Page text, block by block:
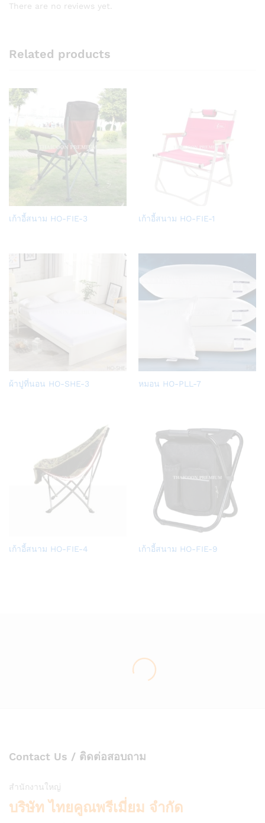
There are no reviews yet.
Related products
Add
เก้าอี้สนาม HO-FIE-3
Add
list
เก้าอี้สนาม HO-FIE-1
Add
ผ้าปูที่นอน HO-SHE-3
Add
หมอน HO-PLL-7
Add
เก้าอี้สนาม HO-FIE-4
Add
เก้าอี้สนาม HO-FIE-9
Contact Us / ติดต่อสอบถาม
สำนักงานใหญ่
บริษัท ไทยคูณพรีเมี่ยม จำกัด